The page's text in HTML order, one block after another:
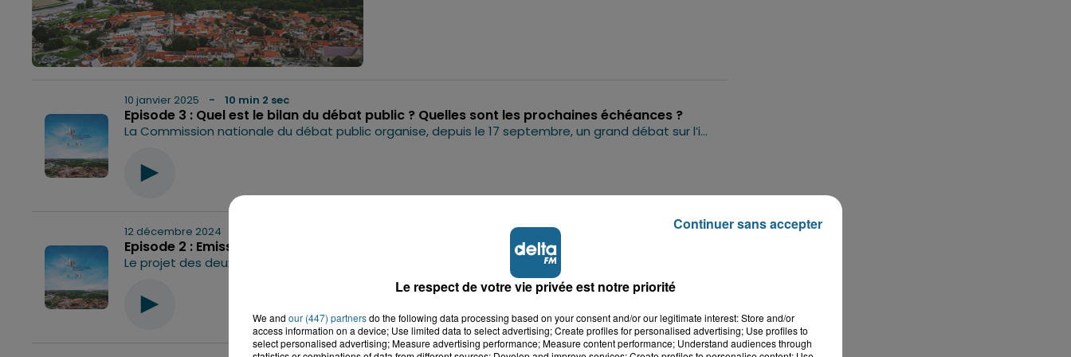
10 janvier 2025 - 10 min 2 sec
Episode 3 : Quel est le bilan du débat public ? Quelles sont les prochaines échéances ?
La Commission nationale du débat public organise, depuis le 17 septembre, un grand débat sur l’implantation potentielle de deux réacteurs nucléaires de type EPR 2 à Gravelines. Ce débat touche à sa fin : officiellement, il se conclura le 17 janvier, avec une dernière réunion publique prévue ce mardi 14 janvier au Kursaal de Dunkerque. Alors, quel est le bilan de ce débat et quelles sont les prochaines étapes ? Réponse avec Luc Martin, Président de ce débat. Hébergé par Ausha. Visitez ausha.co/politique-de-confidentialite pour plus d'informations.
12 décembre 2024
Episode 2 : Emission débat sur l'implantation des EPR2 à Gravelines
Le respect de votre vie privée est notre priorité
We and our (447) partnersdo the following data processing based on your consent and/or our legitimate interest: Store and/or
access information on a device; Use limited data to select advertising; Create profiles for personalised advertising; Use profiles to
select personalised advertising; Measure advertising performance; Measure content performance; Understand audiences through
Continuer sans accepter